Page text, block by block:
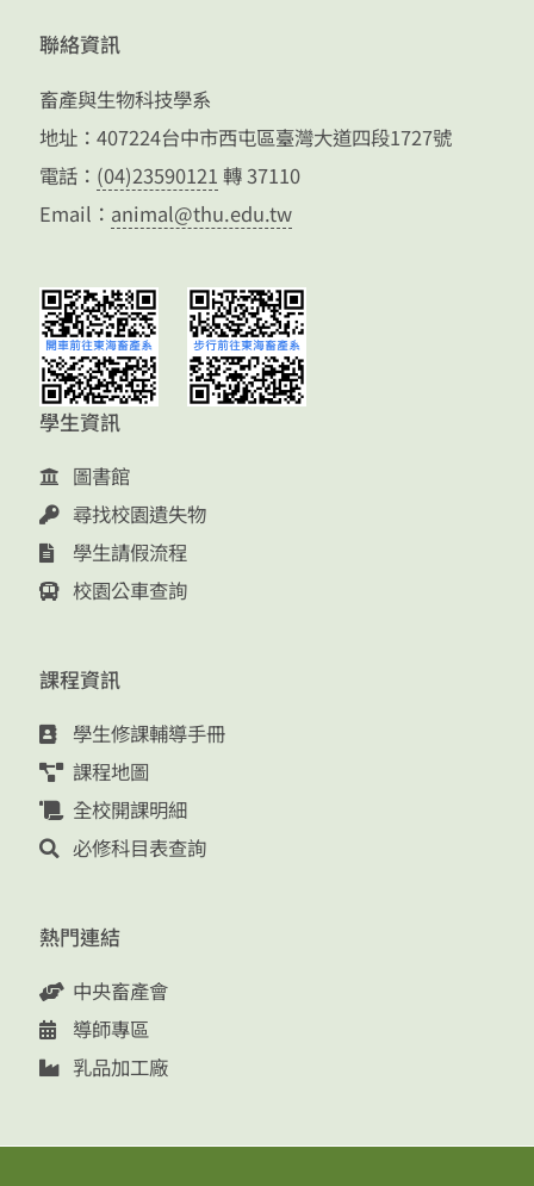
聯絡資訊
畜產與生物科技學系
地址：407224台中市西屯區臺灣大道四段1727號
電話： (04)23590121 轉 37110
Email： animal@thu.edu.tw
學生資訊
圖書館
尋找校園遺失物
學生請假流程
校園公車查詢
課程資訊
學生修課輔導手冊
課程地圖
全校開課明細
必修科目表查詢
熱門連結
中央畜產會
導師專區
乳品加工廠